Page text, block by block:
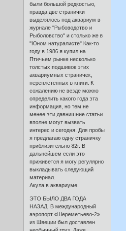
были большой редкостью,
правда две странички
выделялось под аквариум в
журнале "Рыбоводство и
Рыболовство" и столько же в
"Юном натуралисте" Как-то
году в 1986 я купил на
Птичьем рынке несколько
толстых подшивок этих
аквариумных страничек,
переплетенных в книги. К
сожалению не везде можно
определить какого года эта
информация, но тем не
менее эти давнишние статьи
вполне могут вызвать
интерес и сегодня. Для пробы
я предлагаю одну страничку
приблизительно 82г. В
дальнейшем если это
приживется я могу регулярно
выкладывать следующий
материал.
Акула в аквариуме.
ЭТО БЫЛО ДВА ГОДА
НАЗАД. В международный
аэропорт «Шереметьево-2»
из Швеции был доставлен